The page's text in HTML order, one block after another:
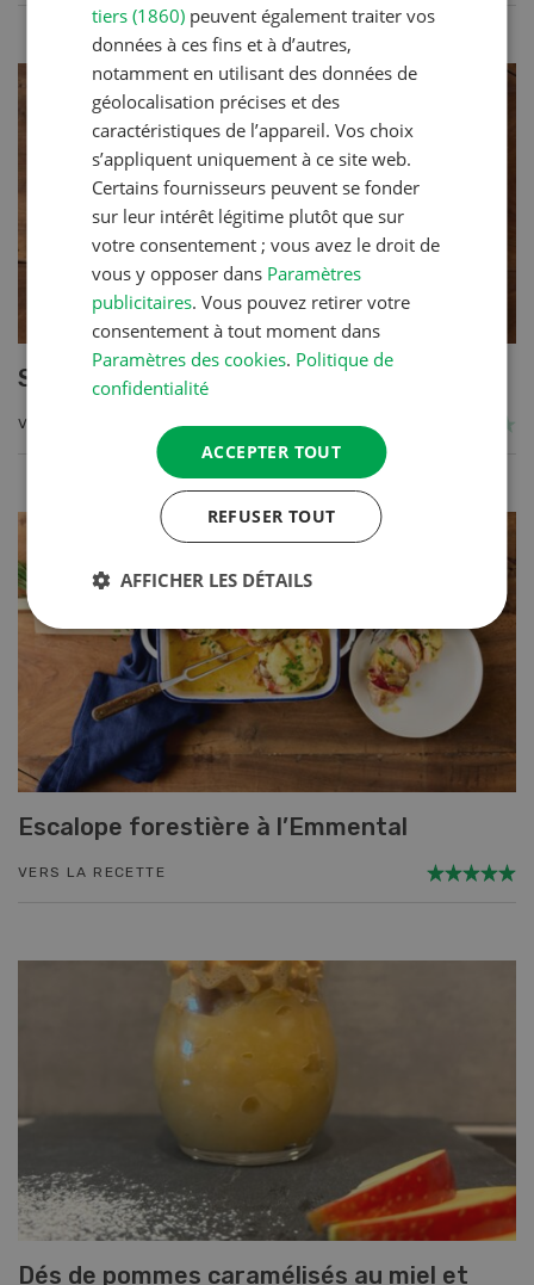
Salée du Val d’Illiez
VERS LA RECETTE
Escalope forestière à l’Emmental
VERS LA RECETTE
Dés de pommes caramélisés au miel et
tiers (1860) peuvent également traiter vos
données à ces fins et à d’autres,
notamment en utilisant des données de
géolocalisation précises et des
caractéristiques de l’appareil. Vos choix
s’appliquent uniquement à ce site web.
Certains fournisseurs peuvent se fonder
sur leur intérêt légitime plutôt que sur
votre consentement ; vous avez le droit de
vous y opposer dans Paramètres
publicitaires. Vous pouvez retirer votre
consentement à tout moment dans
Paramètres des cookies. Politique de
confidentialité
ACCEPTER TOUT
REFUSER TOUT
AFFICHER LES DÉTAILS